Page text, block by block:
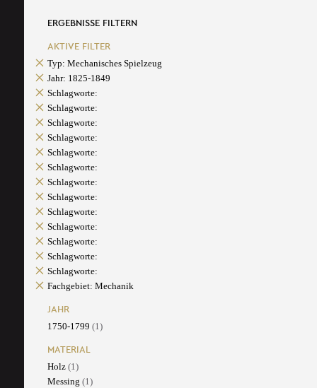
ERGEBNISSE FILTERN
AKTIVE FILTER
Typ: Mechanisches Spielzeug
Jahr: 1825-1849
Schlagworte:
Schlagworte:
Schlagworte:
Schlagworte:
Schlagworte:
Schlagworte:
Schlagworte:
Schlagworte:
Schlagworte:
Schlagworte:
Schlagworte:
Schlagworte:
Schlagworte:
Fachgebiet: Mechanik
JAHR
1750-1799 (1)
MATERIAL
Holz (1)
Messing (1)